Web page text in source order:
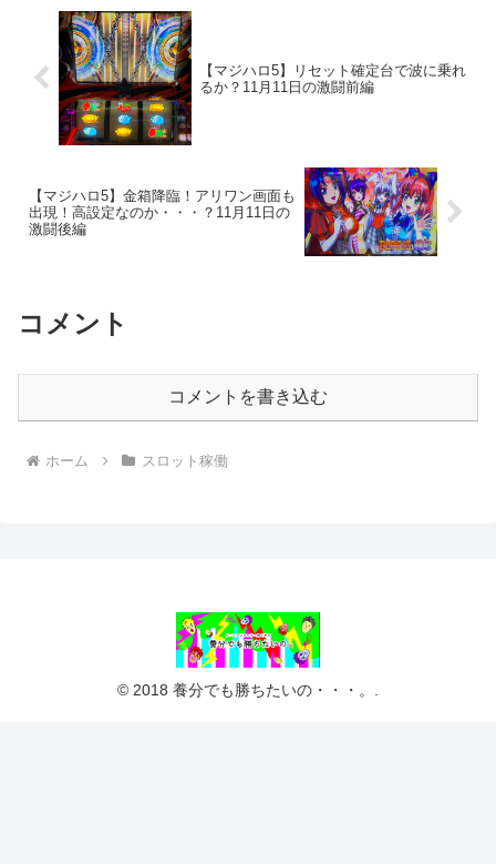
【マジハロ5】リセット確定台で波に乗れ
るか？11月11日の激闘前編
【マジハロ5】金箱降臨！アリワン画面も
出現！高設定なのか・・・？11月11日の
激闘後編
コメント
コメントを書き込む
ホーム スロット稼働
© 2018 養分でも勝ちたいの・・・。.